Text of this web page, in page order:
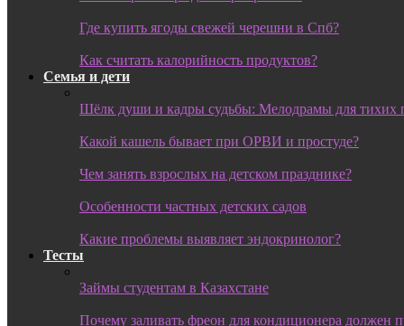
Где купить ягоды свежей черешни в Спб?
Как считать калорийность продуктов?
Семья и дети
Шёлк души и кадры судьбы: Мелодрамы для тихих
Какой кашель бывает при ОРВИ и простуде?
Чем занять взрослых на детском празднике?
Особенности частных детских садов
Какие проблемы выявляет эндокринолог?
Тесты
Займы студентам в Казахстане
Почему заливать фреон для кондиционера должен